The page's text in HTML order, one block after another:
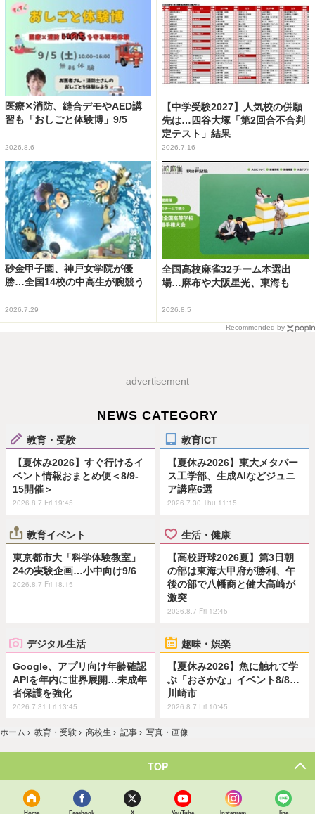
医療✕消防、縫合デモやAED講
習も「おしごと体験博」9/5
2026.8.6
【中学受験2027】人気校の併願
先は…四谷大塚「第2回合不合判
定テスト」結果
2026.7.16
砂金甲子園、神戸女学院が優
勝…全国14校の中高生が腕競う
2026.7.29
全国高校麻雀32チーム本選出
場…麻布や大阪星光、東海も
2026.8.5
Recommended by
advertisement
NEWS CATEGORY
教育・受験
【夏休み2026】すぐ行けるイ
ベント情報おまとめ便＜8/9-
15開催＞
2026.8.7 Fri 19:45
教育ICT
【夏休み2026】東大メタバー
ス工学部、生成AIなどジュニ
ア講座6選
2026.7.30 Thu 11:15
教育イベント
東京都市大「科学体験教室」
24の実験企画…小中向け9/6
2026.8.7 Fri 18:15
生活・健康
【高校野球2026夏】第3日朝
の部は東海大甲府が勝利、午
後の部で八幡商と健大高崎が
激突
2026.8.7 Fri 12:45
デジタル生活
Google、アプリ向け年齢確認
APIを年内に世界展開…未成年
者保護を強化
2026.7.31 Fri 13:45
趣味・娯楽
【夏休み2026】魚に触れて学
ぶ「おさかな」イベント8/8…
川崎市
2026.8.7 Fri 10:45
ホーム › 教育・受験 › 高校生 › 記事 › 写真・画像
TOP
Home Facebook X YouTube Instagram line